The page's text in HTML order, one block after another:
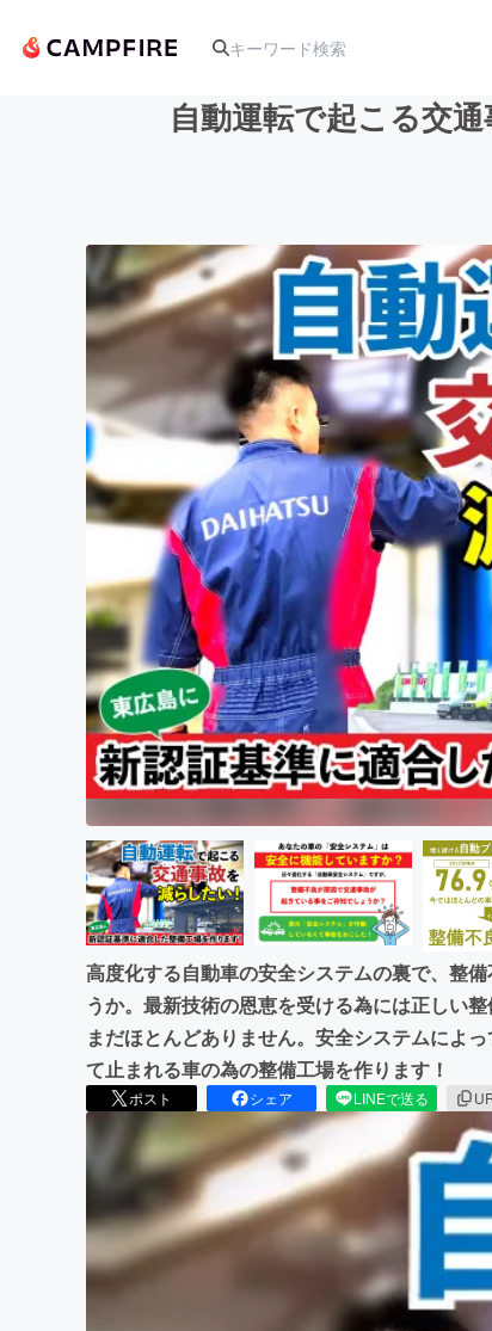
アート・写真
テクノロジー・ガジェット
映像・映画
ビジネス・起業
まちづくり・地域活性化
自動運転で起こる交
高度化する自動車の安全システムの裏で、整
うか。最新技術の恩恵を受ける為には正しい
まだほとんどありません。安全システムによ
て止まれる車の為の整備工場を作ります！
ポスト シェア LINEで送る